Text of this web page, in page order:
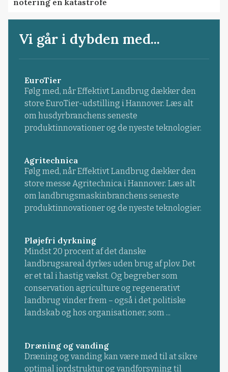
Vi går i dybden med...
EuroTier
Følg med, når Effektivt Landbrug dækker den
store EuroTier-udstilling i Hannover. Læs alt
om husdyrbranchens seneste
produktinnovationer og de nyeste teknologier.
Agritechnica
Følg med, når Effektivt Landbrug dækker den
store messe Agritechnica i Hannover. Læs alt
om landbrugsmaskinbranchens seneste
produktinnovationer og de nyeste teknologier.
Pløjefri dyrkning
Mindst 20 procent af det danske
landbrugsareal dyrkes uden brug af plov. Det
er et tal i hastig vækst. Og begreber som
conservation agriculture og regenerativt
landbrug vinder frem – også i det politiske
landskab og hos organisationer, som ...
Dræning og vanding
Dræning og vanding kan være med til at sikre
optimal jordstruktur og vandforsyning til